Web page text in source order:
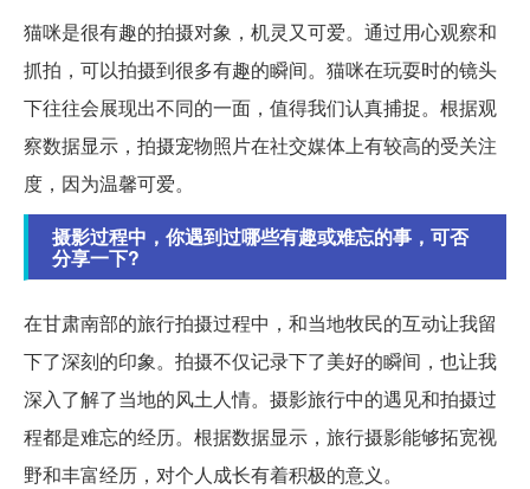
猫咪是很有趣的拍摄对象，机灵又可爱。通过用心观察和
抓拍，可以拍摄到很多有趣的瞬间。猫咪在玩耍时的镜头
下往往会展现出不同的一面，值得我们认真捕捉。根据观
察数据显示，拍摄宠物照片在社交媒体上有较高的受关注
度，因为温馨可爱。
摄影过程中，你遇到过哪些有趣或难忘的事，可否
分享一下?
在甘肃南部的旅行拍摄过程中，和当地牧民的互动让我留
下了深刻的印象。拍摄不仅记录下了美好的瞬间，也让我
深入了解了当地的风土人情。摄影旅行中的遇见和拍摄过
程都是难忘的经历。根据数据显示，旅行摄影能够拓宽视
野和丰富经历，对个人成长有着积极的意义。